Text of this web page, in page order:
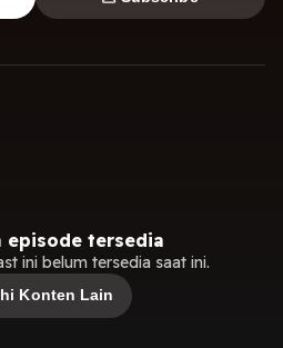
episode tersedia
ini belum tersedia saat ini.
Konten Lain